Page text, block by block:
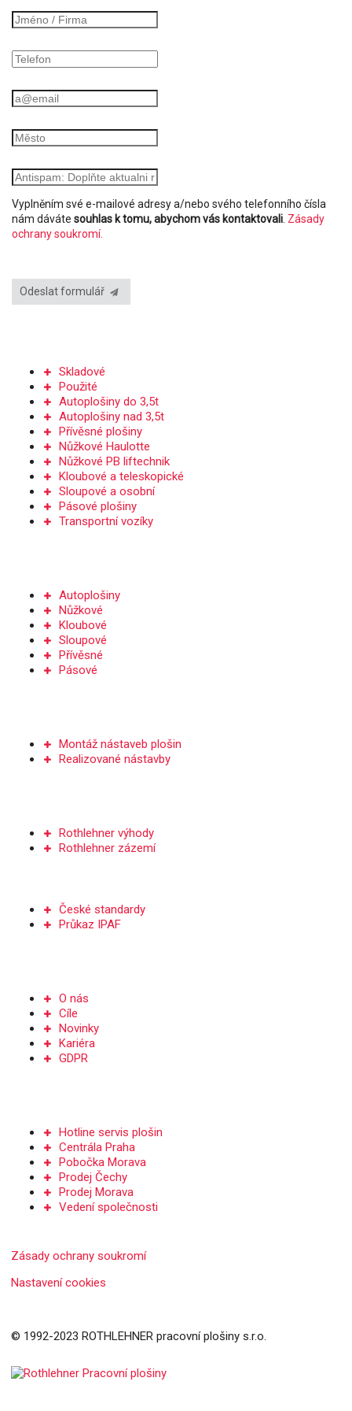
Vyplněním své e-mailové adresy a/nebo svého telefonního čísla
nám dáváte souhlas k tomu, abychom vás kontaktovali. Zásady
ochrany soukromí.
Odeslat formulář
Skladové
Použité
Autoplošiny do 3,5t
Autoplošiny nad 3,5t
Přívěsné plošiny
Nůžkové Haulotte
Nůžkové PB liftechnik
Kloubové a teleskopické
Sloupové a osobní
Pásové plošiny
Transportní vozíky
Autoplošiny
Nůžkové
Kloubové
Sloupové
Přívěsné
Pásové
Montáž nástaveb plošin
Realizované nástavby
Rothlehner výhody
Rothlehner zázemí
České standardy
Průkaz IPAF
O nás
Cíle
Novinky
Kariéra
GDPR
Hotline servis plošin
Centrála Praha
Pobočka Morava
Prodej Čechy
Prodej Morava
Vedení společnosti
Zásady ochrany soukromí
Nastavení cookies
© 1992-2023 ROTHLEHNER pracovní plošiny s.r.o.